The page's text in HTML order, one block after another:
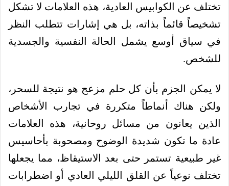
تختلف عن الكوابيس العادية، هذه العلامات لا تشكل
تشخيصاً قائماً بذاته، بل هي إشارات تتطلب النظر
في سياق أوسع يشمل الحالة النفسية والجسدية
للشخص.
لا يمكن الجزم بأن كل حلم مزعج هو نتيجة للسحر،
ولكن هناك أنماطاً متكررة في تجارب الأشخاص
الذين يعانون من مسائل روحانية، هذه العلامات
عادة ما تكون شديدة الوضوح ومصحوبة بأحاسيس
غير طبيعية تستمر حتى بعد الاستيقاظ، مما يجعلها
تختلف نوعياً عن القلق الليلي العادي أو اضطرابات